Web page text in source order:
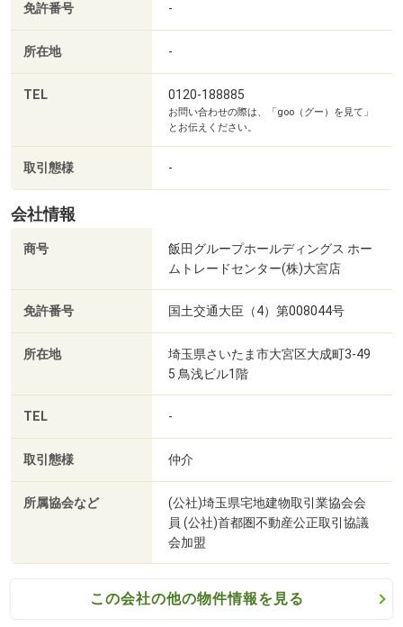
免許番号 -
所在地 -
TEL 0120-188885
お問い合わせの際は、「goo（グー）を見て」
とお伝えください。
取引態様 -
会社情報
商号
飯田グループホールディングス ホー
ムトレードセンター(株)大宮店
免許番号 国土交通大臣（4）第008044号
所在地
埼玉県さいたま市大宮区大成町3-49
5 鳥浅ビル1階
TEL -
取引態様 仲介
所属協会など
(公社)埼玉県宅地建物取引業協会会
員 (公社)首都圏不動産公正取引協議
会加盟
この会社の他の物件情報を見る